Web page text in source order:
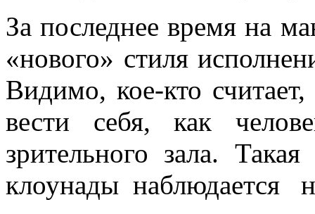
За последнее время на
«нового» стиля
Видимо, кое-кто
вести себя, как
зрительного зала.
клоунады наблюдается